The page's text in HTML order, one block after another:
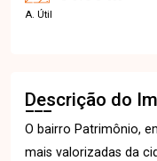
A. Útil
Descrição do
O bairro Patrimônio,
mais valorizadas da